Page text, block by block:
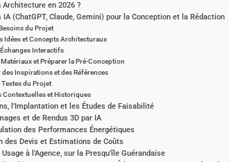
Architecture en 2026 ?
(ChatGPT, Claude, Gemini) pour la Conception et la Rédaction
du Projet
Idées et Concepts Architecturaux
Interactifs
et Préparer la Pré-Conception
des Inspirations et des Références
Textes du Projet
Contextuelles et Historiques
l’Implantation et les Études de Faisabilité
et de Rendus 3D par IA
des Performances Énergétiques
des Devis et Estimations de Coûts
à l’Agence, sur la Presqu’île Guérandaise